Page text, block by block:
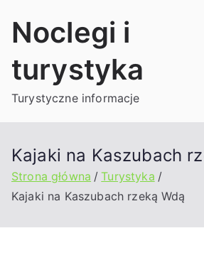
Noclegi i
turystyka
Turystyczne informacje
Kajaki na Kaszubach
Strona główna
Turystyka
Kajaki na Kaszubach rzeką Wdą